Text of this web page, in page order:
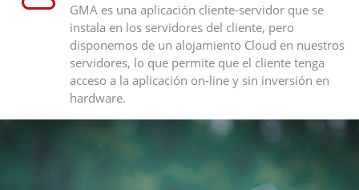
GMA es una aplicación cliente-servidor que se
instala en los servidores del cliente, pero
disponemos de un alojamiento Cloud en nuestros
servidores, lo que permite que el cliente tenga
acceso a la aplicación on-line y sin inversión en
hardware.